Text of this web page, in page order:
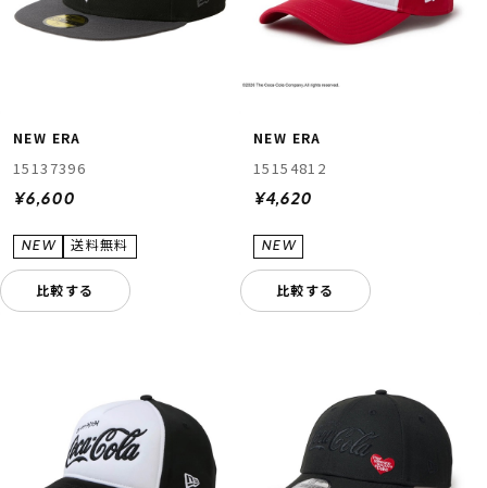
NEW ERA
15137396
¥6,600
比較する
NEW ERA
15154812
¥4,620
比較する